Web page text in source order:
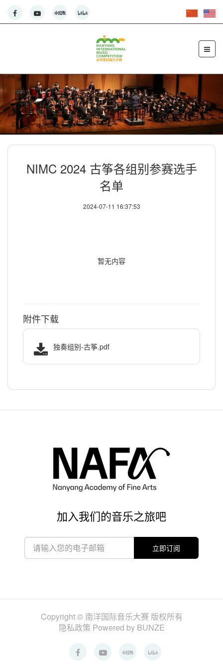
NIMC 2024 古筝各组别参赛选手
名单
2024-07-11 16:37:53
暂无内容
附件下载
独奏组别-古筝.pdf
加入我们的音乐之旅吧
立即订阅
Copyright © 南洋国际音乐大赛 版权所有
隐私政策 Powered by BUNZE